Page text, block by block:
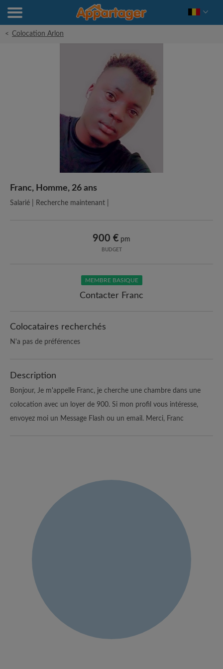
< Colocation Arlon
Franc, Homme, 26 ans
Salarié | Recherche maintenant |
900 € pm
BUDGET
MEMBRE BASIQUE
Contacter Franc
Colocataires recherchés
N'a pas de préférences
Description
Bonjour, Je m'appelle Franc, je cherche une chambre dans une
colocation avec un loyer de 900. Si mon profil vous intéresse,
envoyez moi un Message Flash ou un email. Merci, Franc